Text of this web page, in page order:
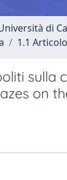
di
1.1
sulla
on